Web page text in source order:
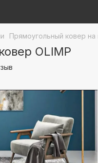
Прямоугольный ковер на
OLIMP